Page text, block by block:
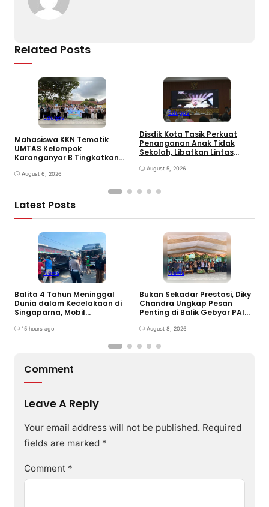
Related Posts
Edugov
Mahasiswa KKN Tematik
UMTAS Kelompok
Karanganyar B Tingkatkan
melalui Program GEMILANG
August 6, 2026
Edugov
Disdik Kota Tasik Perkuat
Penanganan Anak Tidak
Sekolah, Libatkan Lintas
Muhammadiyah. Wali Kota
August 5, 2026
Latest Posts
News
Balita 4 Tahun Meninggal
Dunia dalam Kecelakaan di
Singaparna, Mobil
Umur
15 hours ago
News
Bukan Sekadar Prestasi, Diky
Chandra Ungkap Pesan
Penting di Balik Gebyar PAI
August 8, 2026
Comment
Leave A Reply
Your email address will not be published. Required
fields are marked *
Comment *